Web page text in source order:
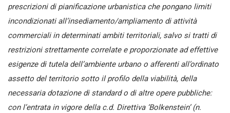
prescrizioni di pianificazione urbanistica che pongano limiti
incondizionati all’insediamento/ampliamento di attività
commerciali in determinati ambiti territoriali, salvo si tratti di
restrizioni strettamente correlate e proporzionate ad effettive
esigenze di tutela dell’ambiente urbano o afferenti all’ordinato
assetto del territorio sotto il profilo della viabilità, della
necessaria dotazione di standard o di altre opere pubbliche:
con l’entrata in vigore della c.d. Direttiva ‘Bolkenstein’ (n.